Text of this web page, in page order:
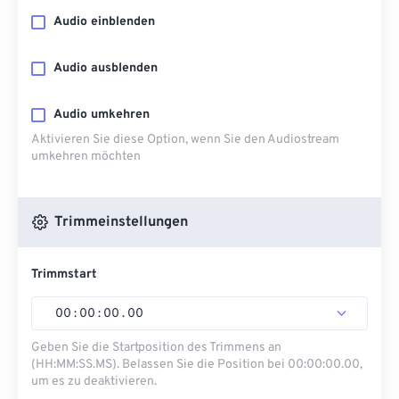
Audio einblenden
Audio ausblenden
Audio umkehren
Aktivieren Sie diese Option, wenn Sie den Audiostream
umkehren möchten
Trimmeinstellungen
Trimmstart
00 : 00 : 00 . 00
Geben Sie die Startposition des Trimmens an
(HH:MM:SS.MS). Belassen Sie die Position bei 00:00:00.00,
um es zu deaktivieren.